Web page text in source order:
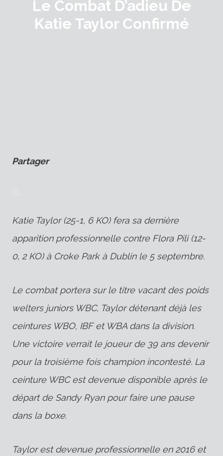
Le Combat D’adieu De
Katie Taylor Confirmé
Partager
Katie Taylor (25-1, 6 KO) fera sa dernière
apparition professionnelle contre Flora Pili (12-
0, 2 KO) à Croke Park à Dublin le 5 septembre.
Le combat portera sur le titre vacant des poids
welters juniors WBC, Taylor détenant déjà les
ceintures WBO, IBF et WBA dans la division.
Une victoire verrait le joueur de 39 ans devenir
pour la troisième fois champion incontesté. La
ceinture WBC est devenue disponible après le
départ de Sandy Ryan pour faire une pause
dans la boxe.
Taylor est devenue professionnelle en 2016 et